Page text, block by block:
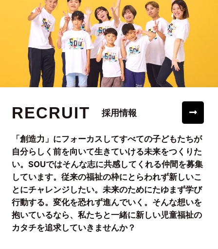
RECRUIT 採用情報
「創造力」にフォーカスしてすべての子どもたちが
自分らしく前を向いて生きていける未来をつくりた
い。SOUではそんな志に共感してくれる仲間を募集
しています。従来の福祉の枠にとらわれず新しいこ
とにチャレンジしたい。未来のためにたゆまず学び
行動する。変化を恐れず進んでいく。そんな想いを
抱いているなら、私たちと一緒に新しい児童福祉の
カタチを追求していきませんか？